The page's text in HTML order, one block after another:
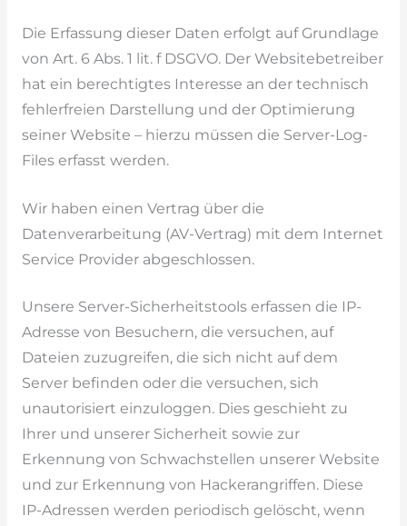
Die Erfassung dieser Daten erfolgt auf Grundlage
von Art. 6 Abs. 1 lit. f DSGVO. Der Websitebetreiber
hat ein berechtigtes Interesse an der technisch
fehlerfreien Darstellung und der Optimierung
seiner Website – hierzu müssen die Server-Log-
Files erfasst werden.
Wir haben einen Vertrag über die
Datenverarbeitung (AV-Vertrag) mit dem Internet
Service Provider abgeschlossen.
Unsere Server-Sicherheitstools erfassen die IP-
Adresse von Besuchern, die versuchen, auf
Dateien zuzugreifen, die sich nicht auf dem
Server befinden oder die versuchen, sich
unautorisiert einzuloggen. Dies geschieht zu
Ihrer und unserer Sicherheit sowie zur
Erkennung von Schwachstellen unserer Website
und zur Erkennung von Hackerangriffen. Diese
IP-Adressen werden periodisch gelöscht, wenn